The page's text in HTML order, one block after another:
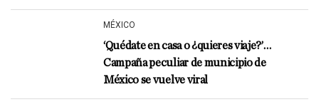
MÉXICO
‘Quédate en casa o ¿quieres viaje?’…
Campaña peculiar de municipio de
México se vuelve viral